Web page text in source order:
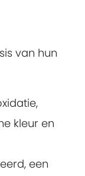
van hun
kleur en
een